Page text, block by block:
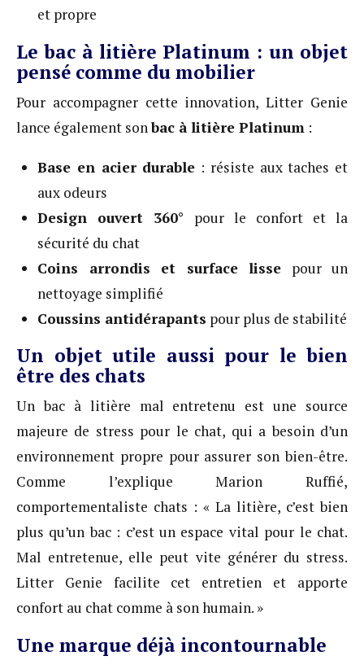
et propre
Le bac à litière Platinum : un objet
pensé comme du mobilier
Pour accompagner cette innovation, Litter Genie
lance également sonbac à litière Platinum :
Base en acier durable : résiste aux taches et
aux odeurs
Design ouvert 360° pour le confort et la
sécurité du chat
Coins arrondis et surface lisse pour un
nettoyage simplifié
Coussins antidérapants pour plus de stabilité
Un objet utile aussi pour le bien
être des chats
Un bac à litière mal entretenu est une source
majeure de stress pour le chat, qui a besoin d’un
environnement propre pour assurer son bien-être.
Comme l’explique Marion Ruffié,
comportementaliste chats : « La litière, c’est bien
plus qu’un bac : c’est un espace vital pour le chat.
Mal entretenue, elle peut vite générer du stress.
Litter Genie facilite cet entretien et apporte
confort au chat comme à son humain. »
Une marque déjà incontournable